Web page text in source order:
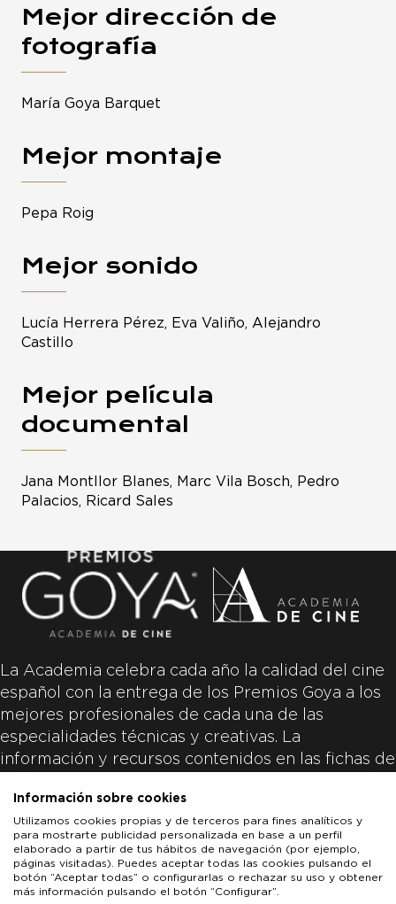
Mejor dirección de
fotografía
María Goya Barquet
Mejor montaje
Pepa Roig
Mejor sonido
Lucía Herrera Pérez, Eva Valiño, Alejandro
Castillo
Mejor película
documental
Jana Montllor Blanes, Marc Vila Bosch, Pedro
Palacios, Ricard Sales
La Academia celebra cada año la calidad del cine
español con la entrega de los Premios Goya a los
mejores profesionales de cada una de las
especialidades técnicas y creativas. La
información y recursos contenidos en las fichas de
productoras de las películas y responsabilidad
única y exclusiva de las mismas.
Información sobre cookies
Utilizamos cookies propias y de terceros para fines analíticos y
para mostrarte publicidad personalizada en base a un perfil
elaborado a partir de tus hábitos de navegación (por ejemplo,
páginas visitadas). Puedes aceptar todas las cookies pulsando el
botón “Aceptar todas” o configurarlas o rechazar su uso y obtener
más información pulsando el botón “Configurar”.